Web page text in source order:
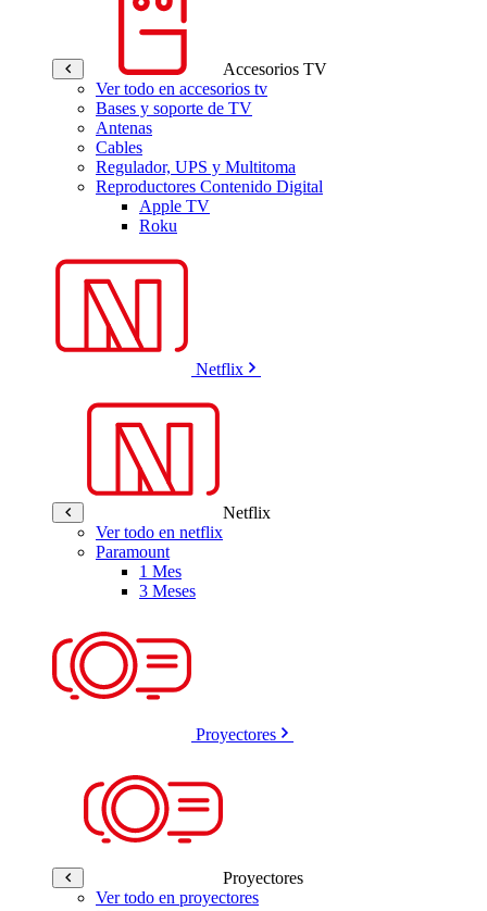
Accesorios TV
Ver todo en accesorios tv
Bases y soporte de TV
Antenas
Cables
Regulador, UPS y Multitoma
Reproductores Contenido Digital
Apple TV
Roku
Netflix
Netflix
Ver todo en netflix
Paramount
1 Mes
3 Meses
Proyectores
Proyectores
Ver todo en proyectores